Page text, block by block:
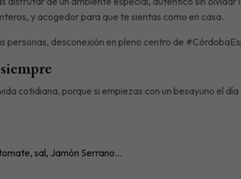
y acogedor para que te sientas como en casa.
personas, desconexión en pleno centro de
cotidiana, porque si empiezas con un besayuno el
sal, Jamón Serrano…